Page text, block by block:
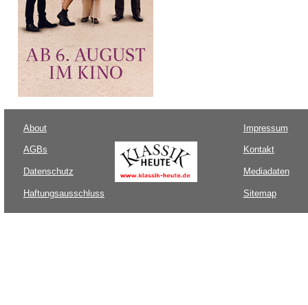
About
AGBs
Datenschutz
Haftungsausschluss
Impressum
Kontakt
Mediadaten
Sitemap